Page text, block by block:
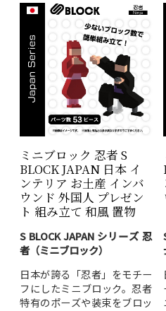
対象年齢：6歳以上
素材：ABS樹脂
日本語・英語説明書付き
訪日外国人へのお土産・和食
好きへのプチギフトに最適。
日本らしいギフトをお探しの
方にも。 送料無料 でお届けし
ます。
ミニブロック 忍者 S
BLOCK JAPAN 日本 イ
ンテリア お土産 インバ
ウンド 外国人 プレゼン
ト 組み立て 和風 置物
S BLOCK JAPAN シリーズ 忍
者（ミニブロック）
日本が誇る「忍者」をモチー
フにしたミニブロック。忍者
特有のポーズや装束をブロッ